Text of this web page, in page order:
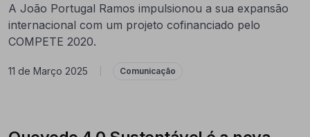
A João Portugal Ramos impulsionou a sua expansão
internacional com um projeto cofinanciado pelo
COMPETE 2020.
11 de Março 2025 Comunicação